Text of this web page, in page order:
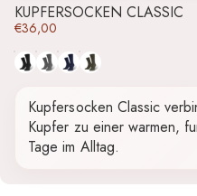
KUPFERSOCKEN CLASSIC
€36,00
Schwarz
GrauBlauGrün
Kupfersocken Classic
Kupfer zu einer warmen,
Tage im Alltag.